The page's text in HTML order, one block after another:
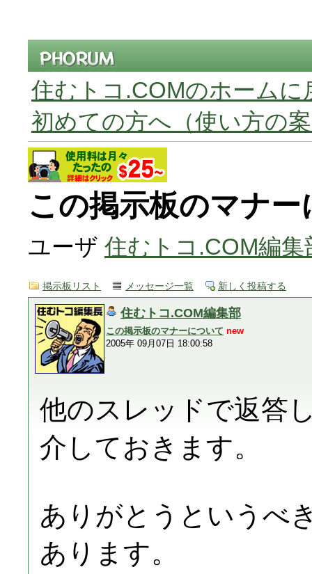
住むトコ.COMのホームに
初めての方へ（使い方の
この掲示板のマナー
ユーザ 住むトコ.COM編集
掲示板リスト メッセージ一覧 新しく投稿する
住むトコ.COM編集部
この掲示板のマナーについて new
2005年 09月07日 18:00:58
他のスレッドで返答
介しておきます。
ありがとうというべ
あります。